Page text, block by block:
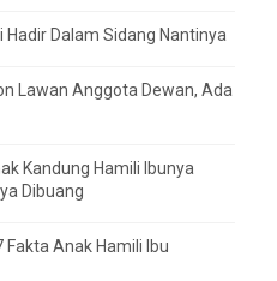
Dalam Sidang Nantinya
Lawan Anggota Dewan, Ada
Kandung Hamili Ibunya
Dibuang
Fakta Anak Hamili Ibu